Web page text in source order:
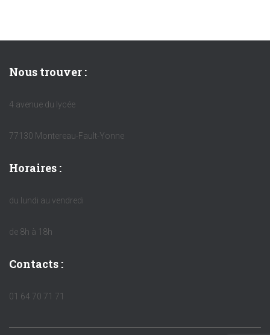
publications
Nous trouver :
4 avenue du lycée
77130 Montereau-Fault-Yonne
Horaires :
du lundi au vendredi
de 8h à 18h
Contacts :
01 64 70 71 71